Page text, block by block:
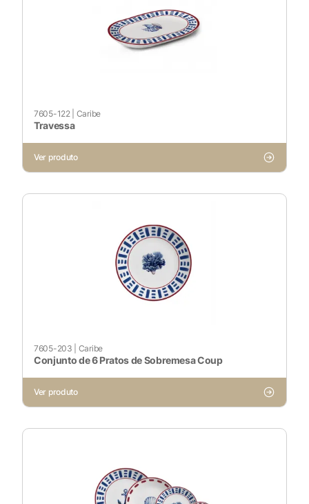
Pesquisar
7605-122| Caribe
Travessa
Ver produto
7605-203 Caribe
Conjunto de 6 Pratos de Sobremesa Coup
Ver produto
Cookies Não Necessários